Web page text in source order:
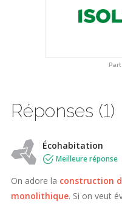
Réponses (1)
Écohabitation
Meilleure réponse
On adore la construction
monolithique. Si on veut